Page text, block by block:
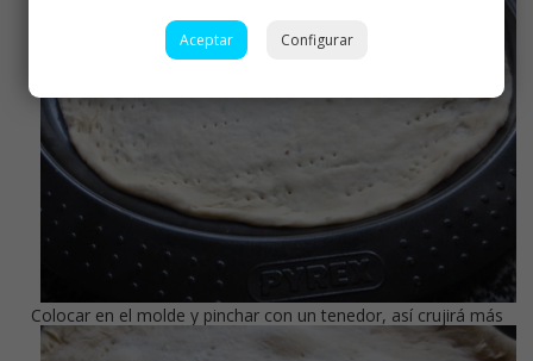
Colocar en el molde y pinchar con un tenedor, así crujirá más
Aceptar Configurar